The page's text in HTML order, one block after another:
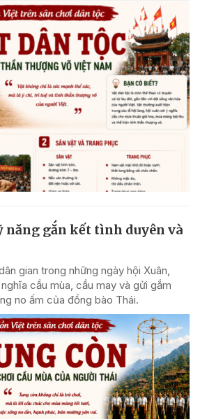
năng gắn kết tình duyên và
gian trong những ngày hội Xuân,
cầu mùa, cầu may và gửi gắm
no ấm của đồng bào Thái.